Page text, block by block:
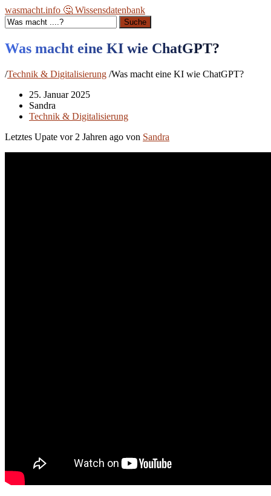
wasmacht.info 🤔 Wissensdatenbank
Suche
Was macht eine KI wie ChatGPT?
/Technik & Digitalisierung /Was macht eine KI wie ChatGPT?
25. Januar 2025
Sandra
Technik & Digitalisierung
Letztes Upate vor 2 Jahren ago von Sandra